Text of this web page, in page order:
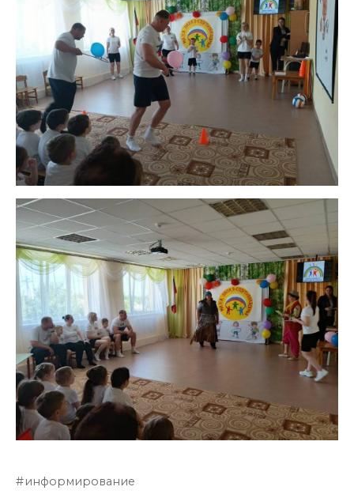
информирование